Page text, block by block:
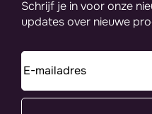
Schrijf je in voor onze
updates over nieuwe